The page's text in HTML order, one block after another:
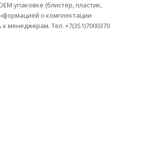
упаковке (блистер, пластик,
о комплектации
менеджерам. Тел. +7(351)7000370